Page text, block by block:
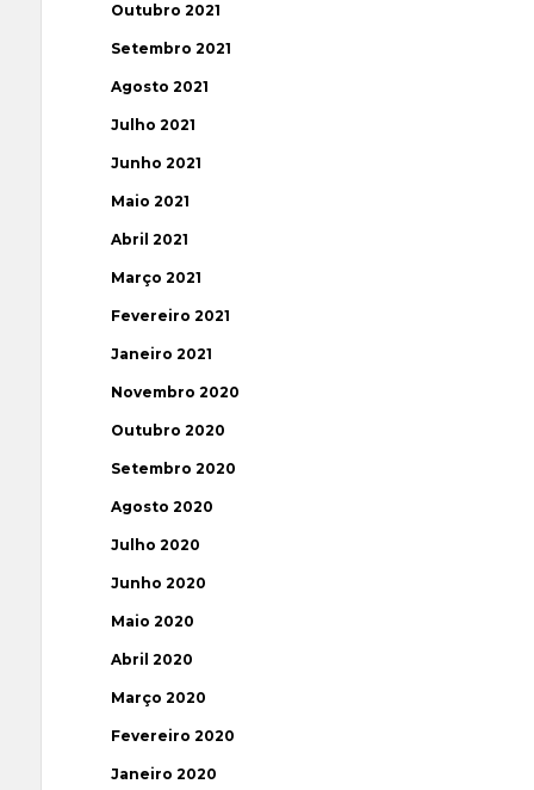
Outubro 2021
Setembro 2021
Agosto 2021
Julho 2021
Junho 2021
Maio 2021
Abril 2021
Março 2021
Fevereiro 2021
Janeiro 2021
Novembro 2020
Outubro 2020
Setembro 2020
Agosto 2020
Julho 2020
Junho 2020
Maio 2020
Abril 2020
Março 2020
Fevereiro 2020
Janeiro 2020